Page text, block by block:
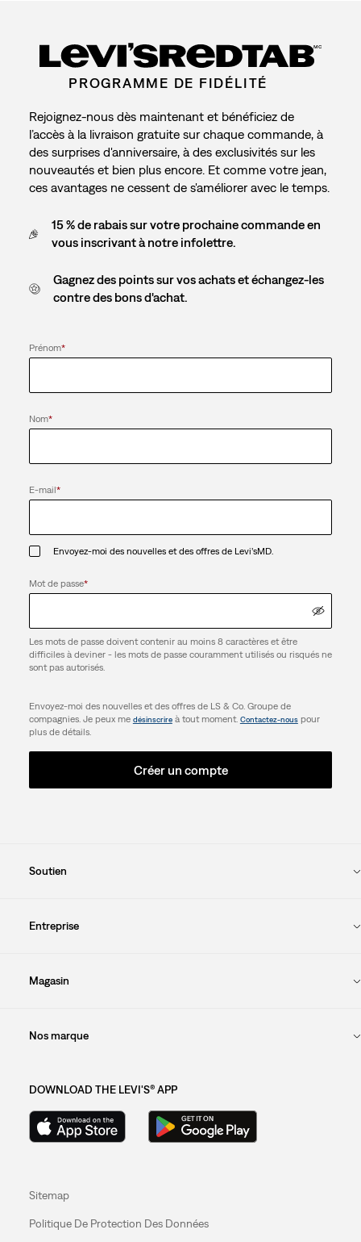
PROGRAMME DE FIDÉLITÉ
MC
Rejoignez-nous dès maintenant et bénéficiez de
l’accès à la livraison gratuite sur chaque commande, à
des surprises d'anniversaire, à des exclusivités sur les
nouveautés et bien plus encore. Et comme votre jean,
ces avantages ne cessent de s'améliorer avec le temps.
15 % de rabais sur votre prochaine commande en
vous inscrivant à notre infolettre.
Gagnez des points sur vos achats et échangez-les
contre des bons d'achat.
Prénom*
Nom*
E-mail*
Envoyez-moi des nouvelles et des offres de Levi’sMD.
Mot de passe*
Les mots de passe doivent contenir au moins 8 caractères et être
difficiles à deviner - les mots de passe couramment utilisés ou risqués ne
sont pas autorisés.
Envoyez-moi des nouvelles et des offres de LS & Co. Groupe de
compagnies. Je peux me désinscrireà tout moment. Contactez-nouspour
plus de détails.
Créer un compte
Soutien
Entreprise
Magasin
Nos marque
DOWNLOAD THE LEVI'S® APP
Sitemap
Politique De Protection Des Données